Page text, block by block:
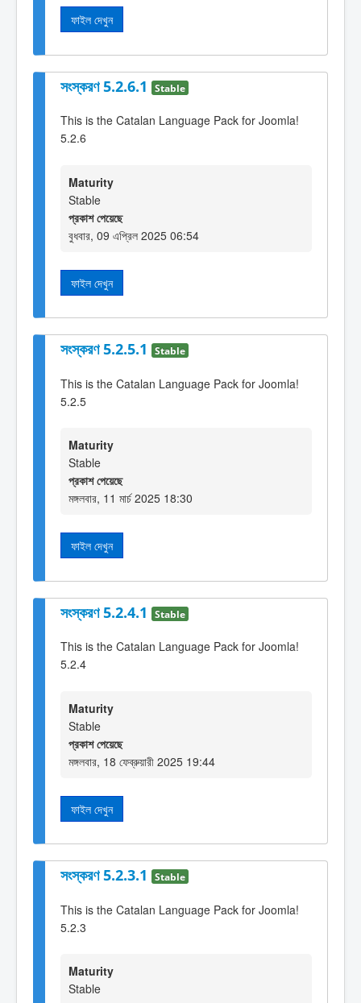
ফাইল দেখুন
সংস্করণ 5.2.6.1 Stable
This is the Catalan Language Pack for Joomla!
5.2.6
Maturity
Stable
প্রকাশ পেয়েছে
বুধবার, 09 এপ্রিল 2025 06:54
ফাইল দেখুন
সংস্করণ 5.2.5.1 Stable
This is the Catalan Language Pack for Joomla!
5.2.5
Maturity
Stable
প্রকাশ পেয়েছে
মঙ্গলবার, 11 মার্চ 2025 18:30
ফাইল দেখুন
সংস্করণ 5.2.4.1 Stable
This is the Catalan Language Pack for Joomla!
5.2.4
Maturity
Stable
প্রকাশ পেয়েছে
মঙ্গলবার, 18 ফেব্রুয়ারী 2025 19:44
ফাইল দেখুন
সংস্করণ 5.2.3.1 Stable
This is the Catalan Language Pack for Joomla!
5.2.3
Maturity
Stable